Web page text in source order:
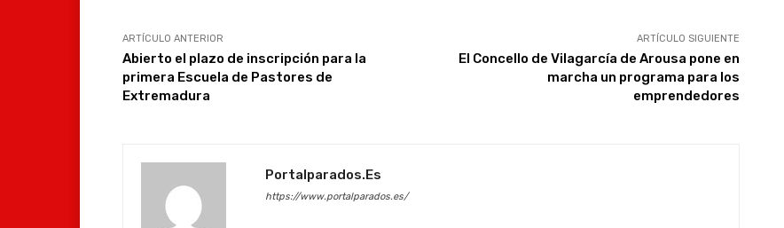
ARTÍCULO ANTERIOR
Abierto el plazo de inscripción para la
primera Escuela de Pastores de
Extremadura
ARTÍCULO SIGUIENTE
El Concello de Vilagarcía de Arousa pone en
marcha un programa para los
emprendedores
Portalparados.es
https://www.portalparados.es/